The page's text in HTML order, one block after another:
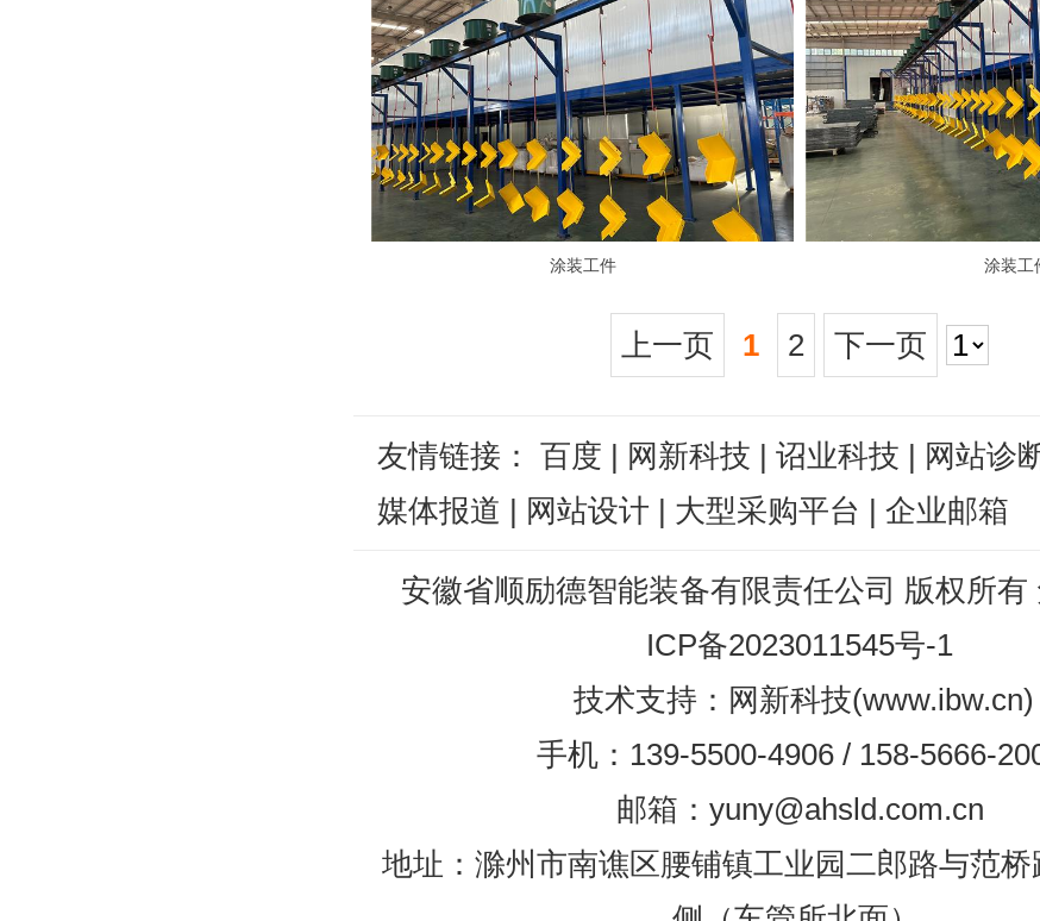
涂装工件 涂装工
上一页 1 2 下一页
友情链接： 百度 | 网新科技 | 诏业科技 | 网站诊
媒体报道 | 网站设计 | 大型采购平台 | 企业邮箱
安徽省顺励德智能装备有限责任公司 版权所有
ICP备2023011545号-1
技术支持 ： 网新科技(www.ibw.cn)
手机：139-5500-4906 / 158-5666-
邮箱：yuny@ahsld.com.cn
地址：滁州市南谯区腰铺镇工业园二郎路与范